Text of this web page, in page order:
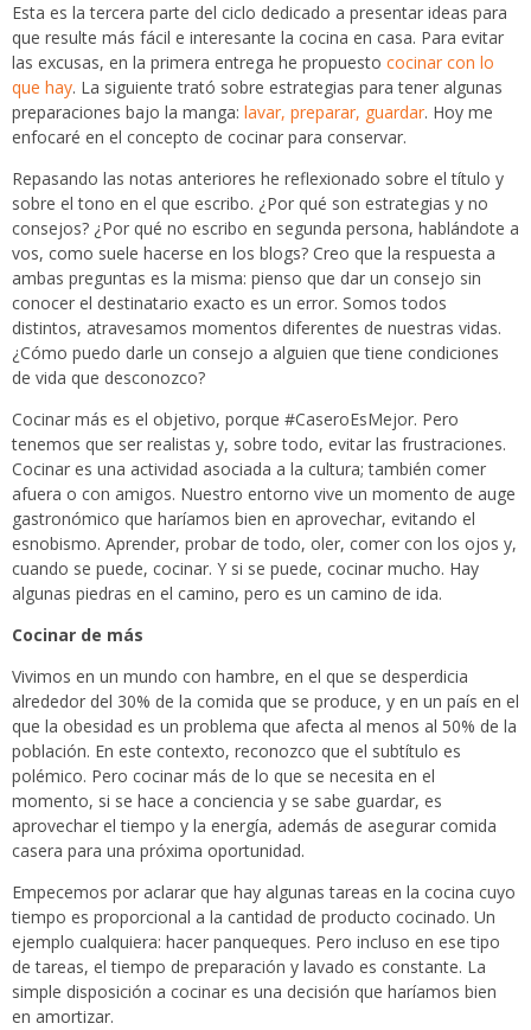
Esta es la tercera parte del ciclo dedicado a presentar ideas para
que resulte más fácil e interesante la cocina en casa. Para evitar
las excusas, en la primera entrega he propuesto cocinar con lo
que hay. La siguiente trató sobre estrategias para tener algunas
preparaciones bajo la manga: lavar, preparar, guardar. Hoy me
enfocaré en el concepto de cocinar para conservar.
Repasando las notas anteriores he reflexionado sobre el título y
sobre el tono en el que escribo. ¿Por qué son estrategias y no
consejos? ¿Por qué no escribo en segunda persona, hablándote a
vos, como suele hacerse en los blogs? Creo que la respuesta a
ambas preguntas es la misma: pienso que dar un consejo sin
conocer el destinatario exacto es un error. Somos todos
distintos, atravesamos momentos diferentes de nuestras vidas.
¿Cómo puedo darle un consejo a alguien que tiene condiciones
de vida que desconozco?
Cocinar más es el objetivo, porque #CaseroEsMejor. Pero
tenemos que ser realistas y, sobre todo, evitar las frustraciones.
Cocinar es una actividad asociada a la cultura; también comer
afuera o con amigos. Nuestro entorno vive un momento de auge
gastronómico que haríamos bien en aprovechar, evitando el
esnobismo. Aprender, probar de todo, oler, comer con los ojos y,
cuando se puede, cocinar. Y si se puede, cocinar mucho. Hay
algunas piedras en el camino, pero es un camino de ida.
Cocinar de más
Vivimos en un mundo con hambre, en el que se desperdicia
alrededor del 30% de la comida que se produce, y en un país en el
que la obesidad es un problema que afecta al menos al 50% de la
población. En este contexto, reconozco que el subtítulo es
polémico. Pero cocinar más de lo que se necesita en el
momento, si se hace a conciencia y se sabe guardar, es
aprovechar el tiempo y la energía, además de asegurar comida
casera para una próxima oportunidad.
Empecemos por aclarar que hay algunas tareas en la cocina cuyo
tiempo es proporcional a la cantidad de producto cocinado. Un
ejemplo cualquiera: hacer panqueques. Pero incluso en ese tipo
de tareas, el tiempo de preparación y lavado es constante. La
simple disposición a cocinar es una decisión que haríamos bien
en amortizar.